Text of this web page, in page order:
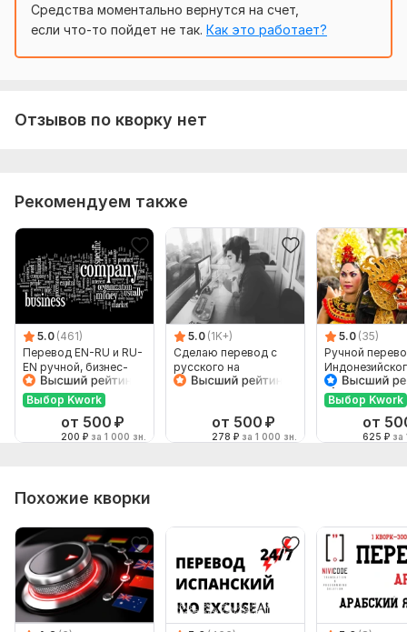
Средства моментально вернутся на счет,
если что-то пойдет не так. Как это работает?
Отзывов по кворку нет
Рекомендуем также
5.0 (461)
Перевод EN-RU и RU-
EN ручной, бизнес-
английский
Выбор Kwork
от 500 ₽
200 ₽ за 1 000 зн.
5.0 (1K+)
Сделаю перевод с
русского на
английский и
от 500 ₽
278 ₽ за 1 000 зн.
5.0 (35)
Ручной
Русский и
Выбор Kwork
от
625 ₽ за
Похожие кворки